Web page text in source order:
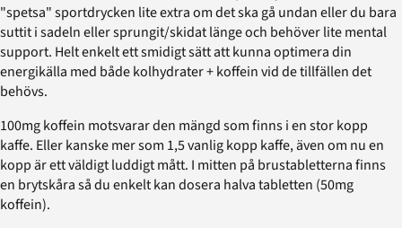
"spetsa" sportdrycken lite extra om det ska gå undan eller du bara
suttit i sadeln eller sprungit/skidat länge och behöver lite mental
support. Helt enkelt ett smidigt sätt att kunna optimera din
energikälla med både kolhydrater + koffein vid de tillfällen det
behövs.
100mg koffein motsvarar den mängd som finns i en stor kopp
kaffe. Eller kanske mer som 1,5 vanlig kopp kaffe, även om nu en
kopp är ett väldigt luddigt mått. I mitten på brustabletterna finns
en brytskåra så du enkelt kan dosera halva tabletten (50mg
koffein).